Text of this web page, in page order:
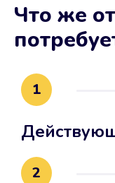
Что же
1
2